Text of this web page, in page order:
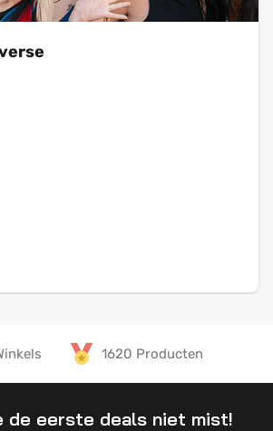
1620 Producten
de eerste deals niet mist!